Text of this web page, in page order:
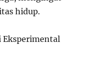
hidup.
Eksperimental